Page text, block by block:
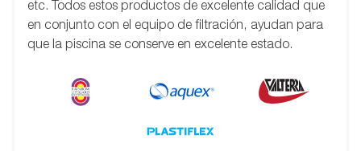
etc. Todos estos productos de excelente calidad que
en conjunto con el equipo de filtración, ayudan para
que la piscina se conserve en excelente estado.